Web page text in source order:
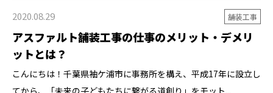
2020.08.29 舗装工事
アスファルト舗装工事の仕事のメリット・デメリ
ットとは？
こんにちは！千葉県袖ケ浦市に事務所を構え、平成17年に設立し
てから、「未来の子どもたちに繋がる道創り」をモット...